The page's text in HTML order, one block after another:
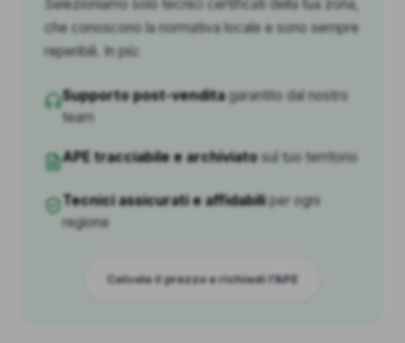
Selezioniamo solo tecnici certificati della tua zona,
che conoscono la normativa locale e sono sempre
reperibili. In più:
Supporto post-venditagarantito dal nostro
team
APE tracciabile e archiviatosul tuo territorio
Tecnici assicurati e affidabiliper ogni
regione
Calcola il prezzo e richiedi l'APE